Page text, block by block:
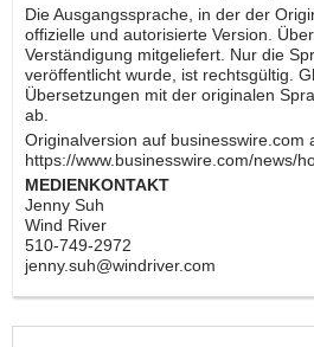
Die Ausgangssprache, in der der
offizielle und autorisierte Version.
Verständigung mitgeliefert. Nur die
veröffentlicht wurde, ist rechtsgültig.
Übersetzungen mit der originalen
ab.
Originalversion auf businesswire.com
https://www.businesswire.com/news/
MEDIENKONTAKT
Jenny Suh
Wind River
510-749-2972
jenny.suh@windriver.com